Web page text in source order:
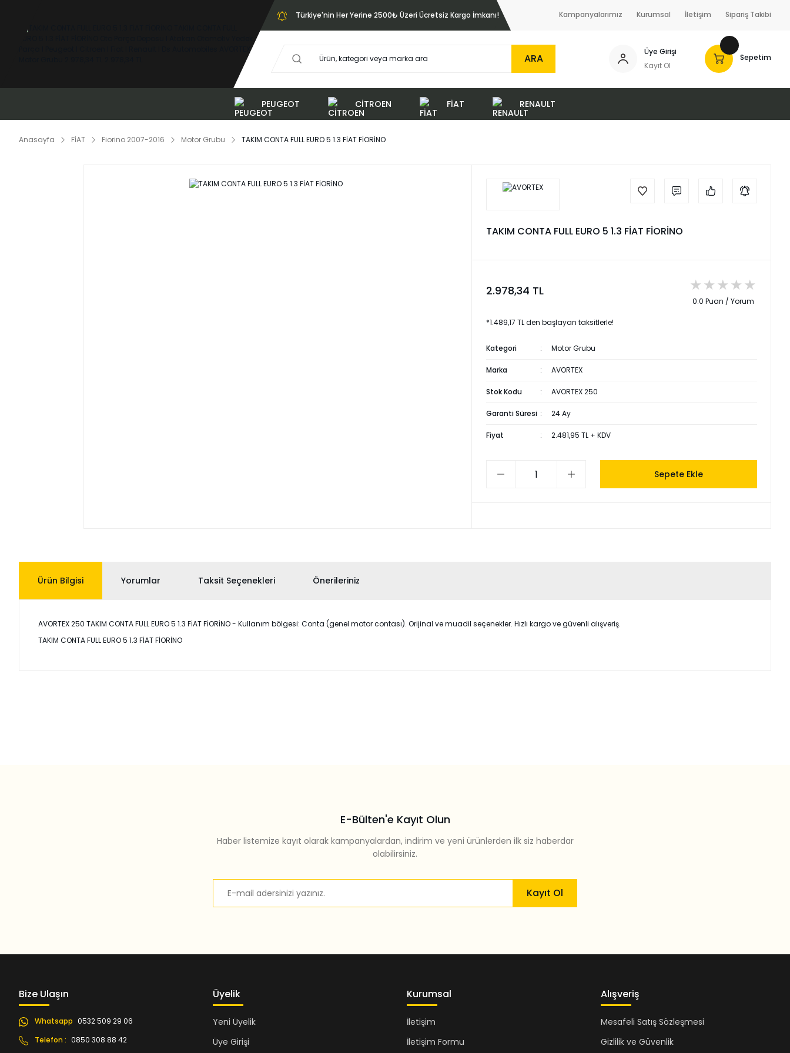
Türkiye'nin Her Yerine 2500₺ Üzeri Ücretsiz Kargo İmkanı! Kampanyalarımız Kurumsal İletişim Sipariş Takibi
ARA
Üye Girişi
Kayıt Ol
Sepetim
PEUGEOT CİTROEN FİAT RENAULT
Anasayfa FİAT Fiorino 2007-2016 Motor Grubu TAKIM CONTA FULL EURO 5 1.3 FİAT FİORİNO
TAKIM CONTA FULL EURO 5 1.3 FİAT FİORİNO
2.978,34 TL
0.0 Puan / Yorum
*1.489,17 TL den başlayan taksitlerle!
Kategori Motor Grubu
Marka AVORTEX
Stok Kodu AVORTEX 250
Garanti Süresi 24 Ay
Fiyat 2.481,95 TL + KDV
Sepete Ekle
Ürün Bilgisi Yorumlar Taksit Seçenekleri Önerileriniz
AVORTEX 250 TAKIM CONTA FULL EURO 5 1.3 FİAT FİORİNO - Kullanım bölgesi: Conta (genel motor contası). Orijinal ve muadil seçenekler. Hızlı kargo ve güvenli alışveriş.
TAKIM CONTA FULL EURO 5 1.3 FİAT FİORİNO
Gönder
E-Bülten'e Kayıt Olun
Haber listemize kayıt olarak kampanyalardan, indirim ve yeni ürünlerden ilk siz haberdar
olabilirsiniz.
Kayıt Ol
Bize Ulaşın
Whatsapp 0532 509 29 06
Telefon : 0850 308 88 42
Üyelik
Yeni Üyelik
Üye Girişi
Kurumsal
İletişim
İletişim Formu
Alışveriş
Mesafeli Satış Sözleşmesi
Gizlilik ve Güvenlik